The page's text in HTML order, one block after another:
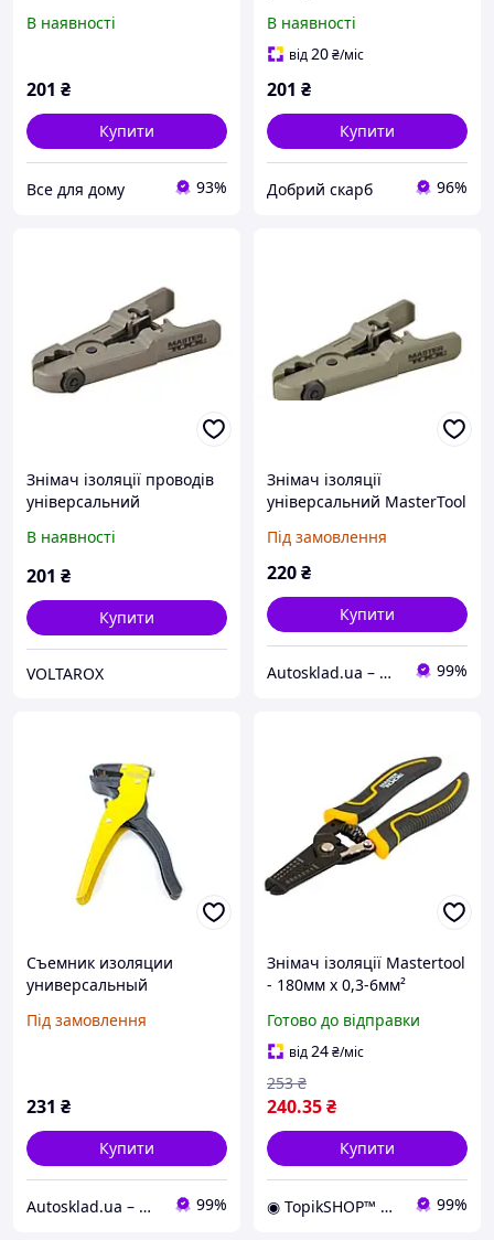
мм2 для дроту обрізка та
В наявності
201 ₴
Купити
Все для дому 93%
75-2271
В наявності
від20₴/міс
201 ₴
Купити
Добрий скарб 96%
Знімач ізоляції проводів
універсальний
75-2271
В наявності
201 ₴
Купити
VOLTAROX
Знімач ізоляції
універсальний MasterTool
Під замовлення
220₴
Купити
Autosklad.ua – фарби, автоемалі, герметики, лаки, набори інструментів, компресори 99%
Съемник изоляции
универсальный
Під замовлення
231 ₴
Купити
Autosklad.ua – фарби, автоемалі, герметики, лаки, набори інструментів, компресори 99%
Знімач ізоляції Mastertool
- 180мм x 0,3-6мм²
Готово до відправки
від24₴/міс
240.35₴
253 ₴
Купити
◉ TopikSHOP™ ◉ - онлайн магазин корисних товарів для дому, дачі, саду, майстерні та гаражу 99%